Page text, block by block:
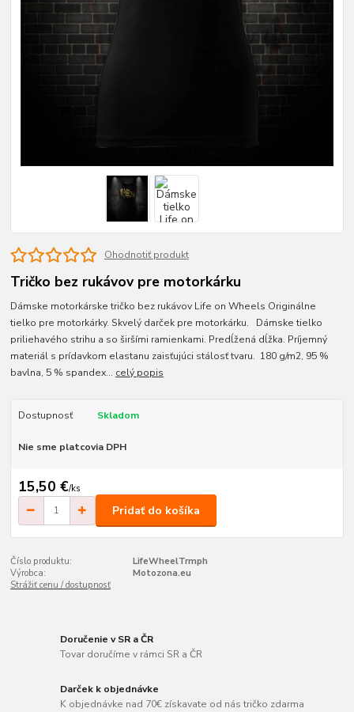
Ohodnotiť produkt
Tričko bez rukávov pre motorkárku
Dámske motorkárske tričko bez rukávov Life on Wheels Originálne
tielko pre motorkárky. Skvelý darček pre motorkárku. Dámske tielko
priliehavého strihu a so širšími ramienkami. Predĺžená dĺžka. Príjemný
materiál s prídavkom elastanu zaisťujúci stálosť tvaru. 180 g/m2, 95 %
bavlna, 5 % spandex... celý popis
Dostupnosť Skladom
Nie sme platcovia DPH
15,50 €/ks
Pridať do košíka
Číslo produktu:
LifeWheelTrmph
Výrobca:
Motozona.eu
Strážiť cenu / dostupnosť
Doručenie v SR a ČR
Tovar doručíme v rámci SR a ČR
Darček k objednávke
K objednávke nad 70€ získavate od nás tričko zdarma